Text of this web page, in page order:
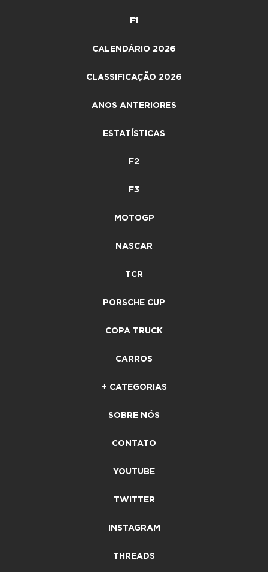
F1
CALENDÁRIO 2026
CLASSIFICAÇÃO 2026
ANOS ANTERIORES
ESTATÍSTICAS
F2
F3
MOTOGP
NASCAR
TCR
PORSCHE CUP
COPA TRUCK
CARROS
+ CATEGORIAS
SOBRE NÓS
CONTATO
YOUTUBE
TWITTER
INSTAGRAM
THREADS